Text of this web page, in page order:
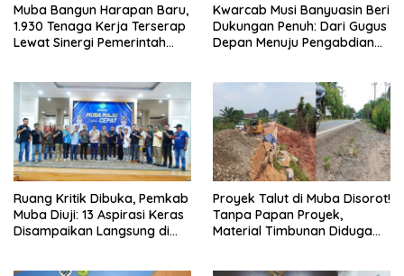
Muba Bangun Harapan Baru,
1.930 Tenaga Kerja Terserap
Lewat Sinergi Pemerintah
Kwarcab Musi Banyuasin Beri
Dukungan Penuh: Dari Gugus
Depan Menuju Pengabdian
Emas Masuk TNI-Polri
Ruang Kritik Dibuka, Pemkab
Muba Diuji: 13 Aspirasi Keras
Disampaikan Langsung di
Proyek Talut di Muba Disorot!
Tanpa Papan Proyek,
Material Timbunan Diduga